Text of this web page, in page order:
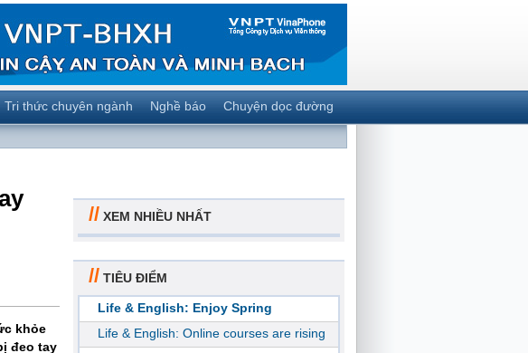
Tri thức chuyên ngành Nghề báo Chuyện dọc đường
khỏe
đeo tay
// XEM NHIỀU NHẤT
// TIÊU ĐIỂM
Life & English: Enjoy Spring
Life & English: Online courses are rising